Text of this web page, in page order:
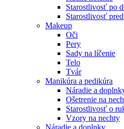
Starostlivosť po
Starostlivosť
Makeup
Oči
Pery
Sady na líčenie
Telo
Tvár
Manikúra a pedikúra
Náradie a
Ošetrenie na
Starostlivosť o
Vzory na nechty
Náradie a doplnky